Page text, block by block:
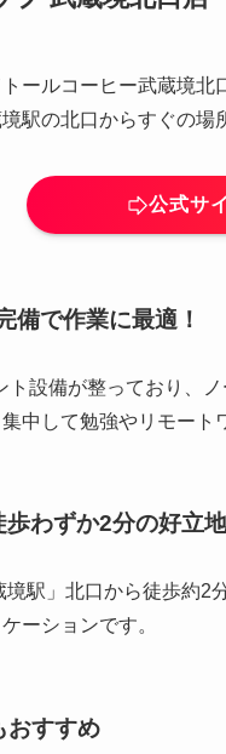
ールコーヒー武蔵境
駅の北口からすぐの場
公式サ
備で作業に最適！
設備が整っており、
中して勉強やリモート
わずか2分の好立地
駅」北口から徒歩約2
ーションです。
おすすめ